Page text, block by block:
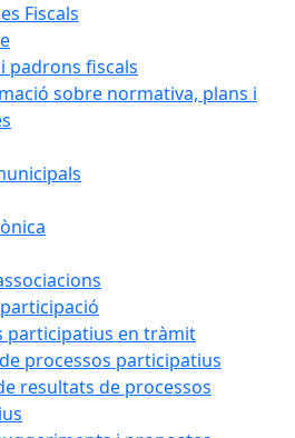
Fiscals
padrons fiscals
sobre normativa, plans i
participatius en tràmit
processos participatius
resultats de processos